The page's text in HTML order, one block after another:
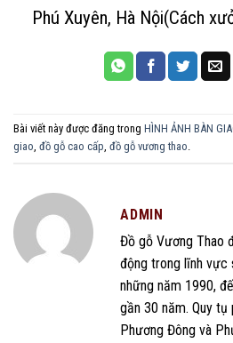
Phú Xuyên, Hà Nội(Cách
Bài viết này được đăng trong HÌNH ẢNH BÀN
giao, đồ gỗ cao cấp, đồ gỗ vương thao.
ADMIN
Đồ gỗ Vương Thao
động trong lĩnh
những năm 1990,
gần 30 năm. Quy
Phương Đông và